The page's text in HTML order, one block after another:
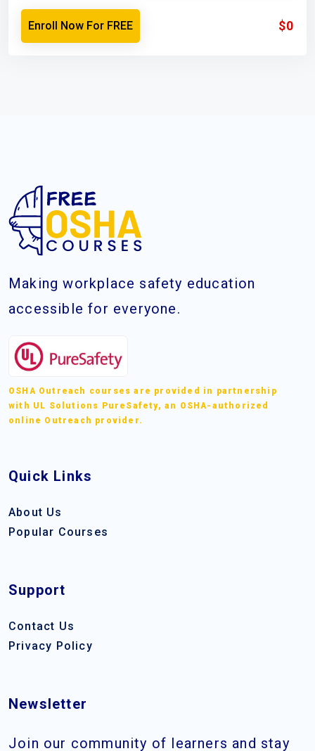
Enroll Now For FREE $0
Making workplace safety education
accessible for everyone.
OSHA Outreach courses are provided in partnership
with UL Solutions PureSafety, an OSHA-authorized
online Outreach provider.
Quick Links
About Us
Popular Courses
Support
Contact Us
Privacy Policy
Newsletter
Join our community of learners and stay